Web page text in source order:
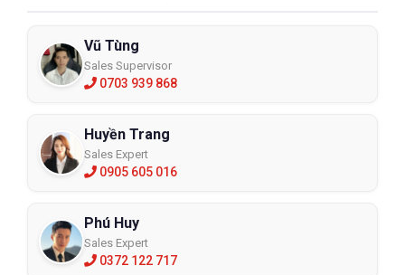
Vũ Tùng
Sales Supervisor
0703 939 868
Huyền Trang
Sales Expert
0905 605 016
Phú Huy
Sales Expert
0372 122 717